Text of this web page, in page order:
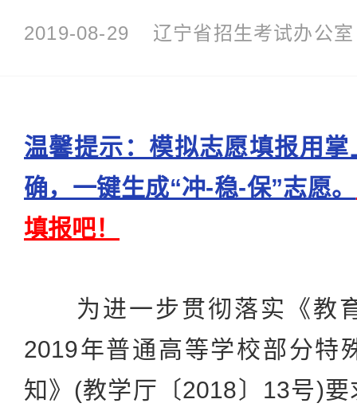
2019-08-29 辽宁省招生考试办公室
温馨提示：模拟志愿填报用
确，一键生成“冲-稳-保”志愿。
填报吧！
为进一步贯彻落实《教
2019年普通高等学校部分特
知》(教学厅〔2018〕13号)